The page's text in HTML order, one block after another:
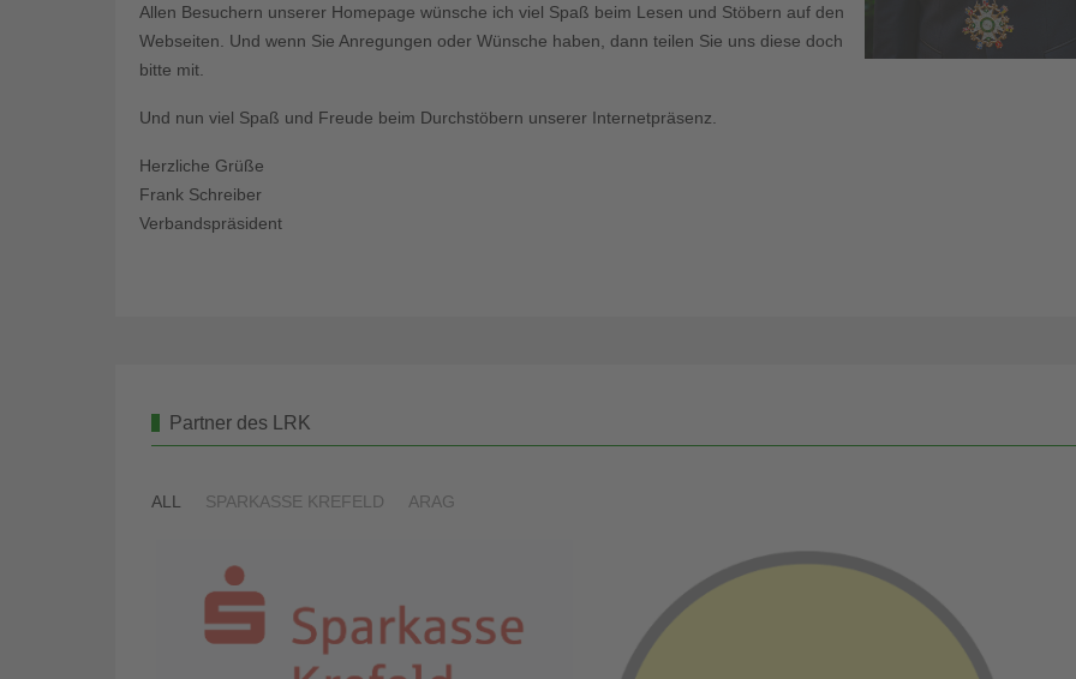
Allen Besuchern unserer Homepage wünsche ich viel Spaß beim Lesen und Stöbern auf den
Webseiten. Und wenn Sie Anregungen oder Wünsche haben, dann teilen Sie uns diese doch
bitte mit.
Und nun viel Spaß und Freude beim Durchstöbern unserer Internetpräsenz.
Herzliche Grüße
Frank Schreiber
Verbandspräsident
Partner des LRK
ALL SPARKASSE KREFELD ARAG